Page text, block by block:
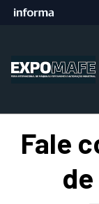
Fale